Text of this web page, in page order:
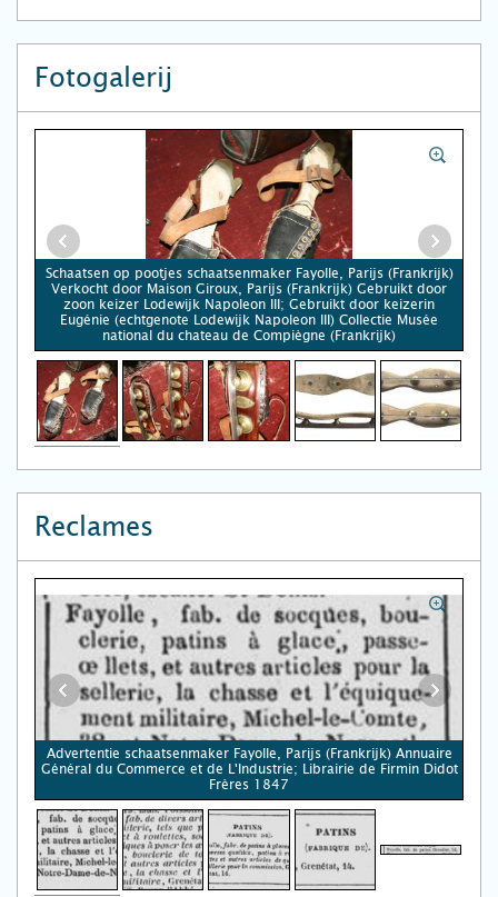
Fotogalerij
Schaatsen op pootjes schaatsenmaker Fayolle, Parijs (Frankrijk)
Verkocht door Maison Giroux, Parijs (Frankrijk) Gebruikt door
zoon keizer Lodewijk Napoleon III; Gebruikt door keizerin
Eugénie (echtgenote Lodewijk Napoleon III) Collectie Musée
national du chateau de Compiègne (Frankrijk)
Reclames
Advertentie schaatsenmaker Fayolle, Parijs (Frankrijk) Annuaire
Général du Commerce et de L'Industrie; Librairie de Firmin Didot
Frères 1847